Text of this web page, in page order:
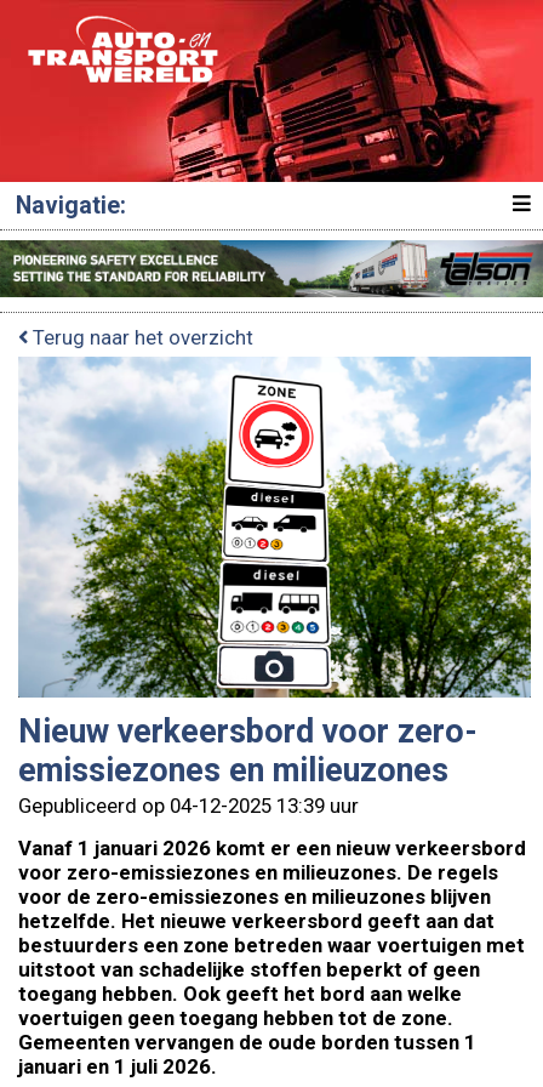
Navigatie:
Terug naar het overzicht
Nieuw verkeersbord voor zero-
emissiezones en milieuzones
Gepubliceerd op 04-12-2025 13:39 uur
Vanaf 1 januari 2026 komt er een nieuw verkeersbord
voor zero-emissiezones en milieuzones. De regels
voor de zero-emissiezones en milieuzones blijven
hetzelfde. Het nieuwe verkeersbord geeft aan dat
bestuurders een zone betreden waar voertuigen met
uitstoot van schadelijke stoffen beperkt of geen
toegang hebben. Ook geeft het bord aan welke
voertuigen geen toegang hebben tot de zone.
Gemeenten vervangen de oude borden tussen 1
januari en 1 juli 2026.